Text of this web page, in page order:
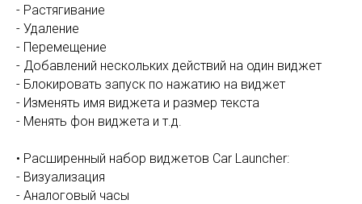
- Растягивание
- Удаление
- Перемещение
- Добавлений нескольких действий на один виджет
- Блокировать запуск по нажатию на виджет
- Изменять имя виджета и размер текста
- Менять фон виджета и т.д.
• Расширенный набор виджетов Car Launcher:
- Визуализация
- Аналоговый часы